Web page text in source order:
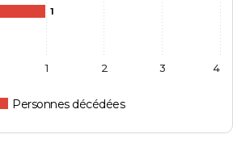
1
Personnes décédées
1 2 3 4